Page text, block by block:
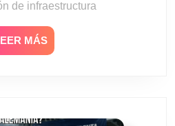
de infraestructura
MÁSLEER
MÁS